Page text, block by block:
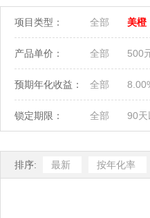
项目类型： 全部 美橙
产品单价： 全部 500
预期年化收益： 全部
锁定期限： 全部 90天
排序: 最新 按年化率